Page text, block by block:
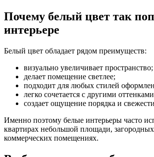
Почему белый цвет так
интерьере
Белый цвет обладает рядом преимуществ:
визуально увеличивает пространство;
делает помещение светлее;
подходит для любых стилей
легко сочетается с другими
создает ощущение порядка и
Именно поэтому белые интерьеры часто
квартирах небольшой площади,
коммерческих помещениях.